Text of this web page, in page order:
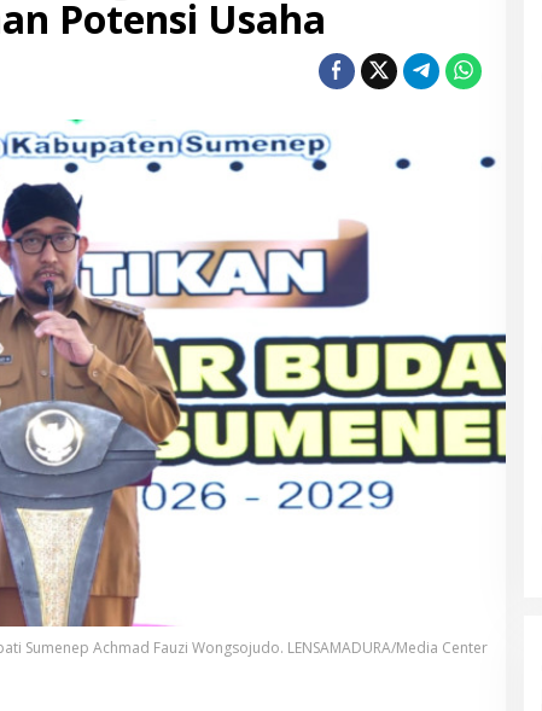
Potensi Usaha
Sumenep Achmad Fauzi Wongsojudo. LENSAMADURA/Media Center